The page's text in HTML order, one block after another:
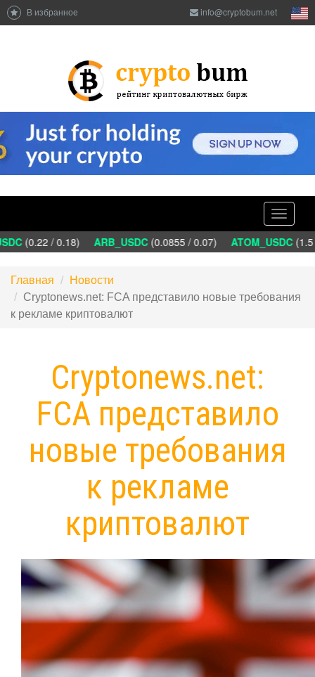
В избранное info@cryptobum.net
Toggle
(0.22 / 0.18) ARB_USDC(0.0855 / 0.07) ATOM_USDC(1.5
Главная
Новости
Cryptonews.net: FCA представило новые требования
к рекламе криптовалют
Cryptonews.net:
FCA представило
новые требования
к рекламе
криптовалют